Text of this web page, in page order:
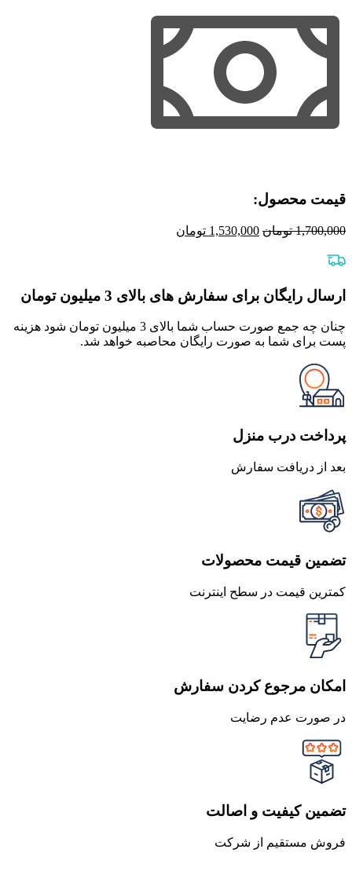
لطفی
مجد
قیمت محصول:​
1,700,000 تومان قیمت
1,530,000 تومان
ارسال رایگان برای سفارش های بالای 3 میلیون تومان
چنان چه جمع صورت حساب شما بالای 3 میلیون تومان شود هزینه
پست برای شما به صورت رایگان محاصبه خواهد شد.
پرداخت درب منزل
بعد از دریافت سفارش
تضمین قیمت محصولات
کمترین قیمت در سطح اینترنت
امکان مرجوع کردن سفارش
در صورت عدم رضایت
تضمین کیفیت و اصالت
فروش مستقیم از شرکت